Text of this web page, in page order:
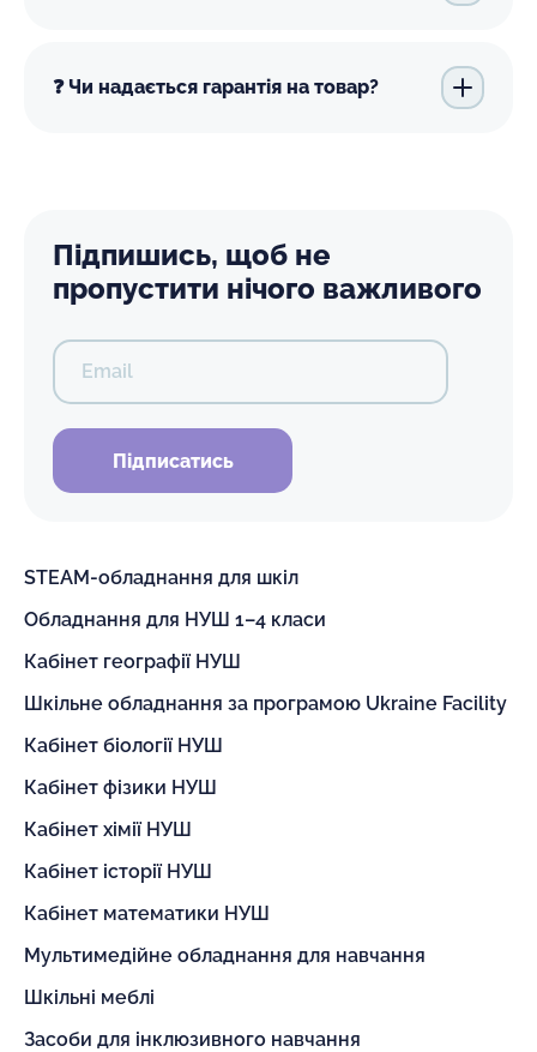
❓ Чи надається гарантія на товар?
Підпишись, щоб не
пропустити нічого важливого
Email
Підписатись
STEAM-обладнання для шкіл
Обладнання для НУШ 1–4 класи
Кабінет географії НУШ
Шкільне обладнання за програмою Ukraine Facility
Кабінет біології НУШ
Кабінет фізики НУШ
Кабінет хімії НУШ
Кабінет історії НУШ
Кабінет математики НУШ
Мультимедійне обладнання для навчання
Шкільні меблі
Засоби для інклюзивного навчання